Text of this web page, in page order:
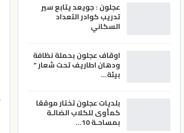
عجلون : جويعد يتابع سير
تدريب كوادر التعداد
السكاني
اوقاف عجلون بحملة نظافة
ودهان اطاريف تحت شعار ”
بيئة…
بلديات عجلون تختار موقعًا
كمأوى للكلاب الضالـة
بمساحـة 10…